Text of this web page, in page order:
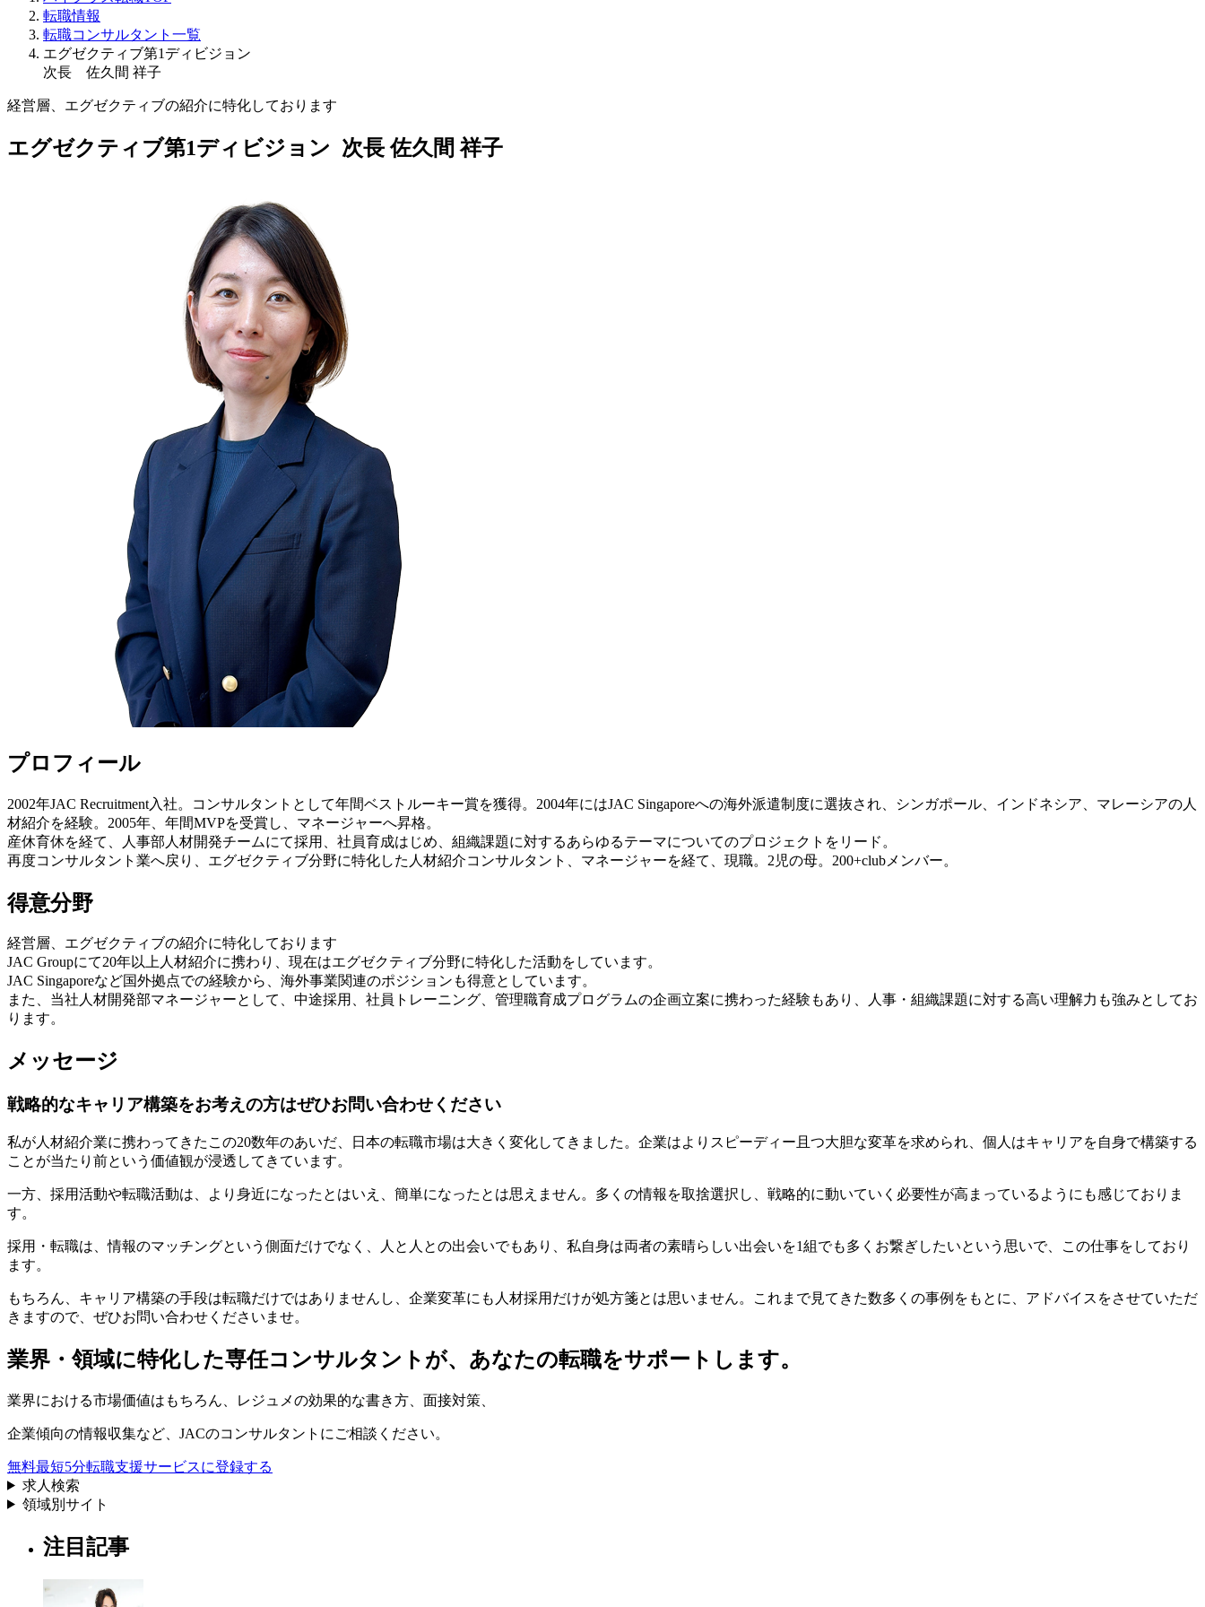
転職情報
転職コンサルタント一覧
エグゼクティブ第1ディビジョン
次長 佐久間 祥子
経営層、エグゼクティブの紹介に特化しております
エグゼクティブ第1ディビジョン 次長佐久間 祥子
プロフィール
2002年JAC Recruitment入社。コンサルタントとして年間ベストルーキー賞を獲得。2004年にはJAC Singaporeへの海外派遣制度に選抜され、シンガポール、インドネシア、マレーシアの人
材紹介を経験。2005年、年間MVPを受賞し、マネージャーへ昇格。
産休育休を経て、人事部人材開発チームにて採用、社員育成はじめ、組織課題に対するあらゆるテーマについてのプロジェクトをリード。
再度コンサルタント業へ戻り、エグゼクティブ分野に特化した人材紹介コンサルタント、マネージャーを経て、現職。2児の母。200+clubメンバー。
得意分野
経営層、エグゼクティブの紹介に特化しております
JAC Groupにて20年以上人材紹介に携わり、現在はエグゼクティブ分野に特化した活動をしています。
JAC Singaporeなど国外拠点での経験から、海外事業関連のポジションも得意としています。
また、当社人材開発部マネージャーとして、中途採用、社員トレーニング、管理職育成プログラムの企画立案に携わった経験もあり、人事・組織課題に対する高い理解力も強みとしてお
ります。
メッセージ
戦略的なキャリア構築をお考えの方はぜひお問い合わせください
私が人材紹介業に携わってきたこの20数年のあいだ、日本の転職市場は大きく変化してきました。企業はよりスピーディー且つ大胆な変革を求められ、個人はキャリアを自身で構築する
ことが当たり前という価値観が浸透してきています。
一方、採用活動や転職活動は、より身近になったとはいえ、簡単になったとは思えません。多くの情報を取捨選択し、戦略的に動いていく必要性が高まっているようにも感じておりま
す。
採用・転職は、情報のマッチングという側面だけでなく、人と人との出会いでもあり、私自身は両者の素晴らしい出会いを1組でも多くお繋ぎしたいという思いで、この仕事をしており
ます。
もちろん、キャリア構築の手段は転職だけではありませんし、企業変革にも人材採用だけが処方箋とは思いません。これまで見てきた数多くの事例をもとに、アドバイスをさせていただ
きますので、ぜひお問い合わせくださいませ。
業界・領域に特化した専任コンサルタントが、 あなたの転職をサポートします。
業界における市場価値はもちろん、 レジュメの効果的な書き方 面接対策
企業傾向の情報収集など、 JACのコンサルタントにご相談ください。
無料最短5分転職支援サービスに登録する
求人検索
領域別サイト
注目記事